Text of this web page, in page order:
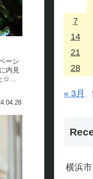
ーシ
内見
☆自
年変
7
14
21
28
« 3月
横浜